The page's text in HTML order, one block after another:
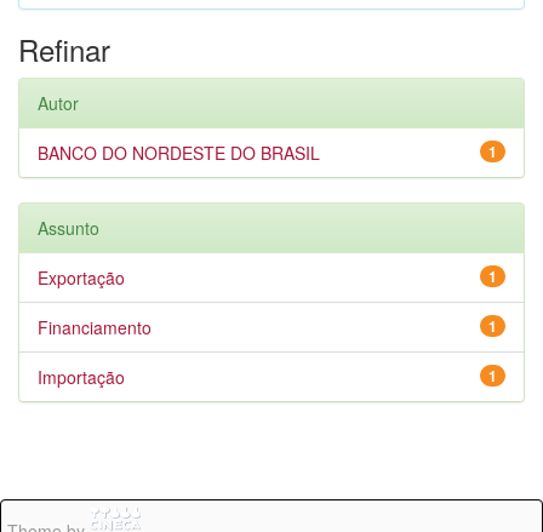
Refinar
Autor
1
BANCO DO NORDESTE DO BRASIL
Assunto
1
Exportação
1
Financiamento
1
Importação